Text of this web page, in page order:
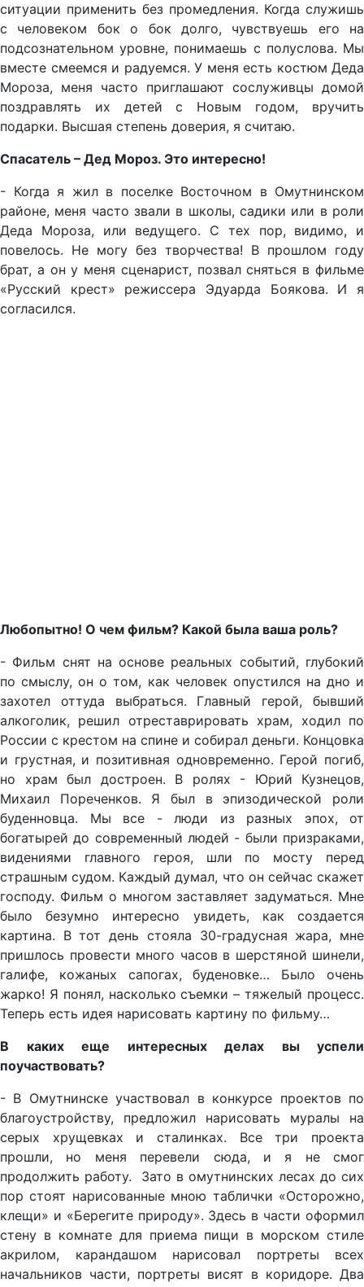
ситуации применить без промедления. Когда служишь
с человеком бок о бок долго, чувствуешь его на
подсознательном уровне, понимаешь с полуслова. Мы
вместе смеемся и радуемся. У меня есть костюм Деда
Мороза, меня часто приглашают сослуживцы домой
поздравлять их детей с Новым годом, вручить
подарки. Высшая степень доверия, я считаю.
Спасатель – Дед Мороз. Это интересно!
- Когда я жил в поселке Восточном в Омутнинском
районе, меня часто звали в школы, садики или в роли
Деда Мороза, или ведущего. С тех пор, видимо, и
повелось. Не могу без творчества! В прошлом году
брат, а он у меня сценарист, позвал сняться в фильме
«Русский крест» режиссера Эдуарда Боякова. И я
согласился.
Любопытно! О чем фильм? Какой была ваша роль?
- Фильм снят на основе реальных событий, глубокий
по смыслу, он о том, как человек опустился на дно и
захотел оттуда выбраться. Главный герой, бывший
алкоголик, решил отреставрировать храм, ходил по
России с крестом на спине и собирал деньги. Концовка
и грустная, и позитивная одновременно. Герой погиб,
но храм был достроен. В ролях - Юрий Кузнецов,
Михаил Пореченков. Я был в эпизодической роли
буденновца. Мы все - люди из разных эпох, от
богатырей до современный людей - были призраками,
видениями главного героя, шли по мосту перед
страшным судом. Каждый думал, что он сейчас скажет
господу. Фильм о многом заставляет задуматься. Мне
было безумно интересно увидеть, как создается
картина. В тот день стояла 30-градусная жара, мне
пришлось провести много часов в шерстяной шинели,
галифе, кожаных сапогах, буденовке… Было очень
жарко! Я понял, насколько съемки – тяжелый процесс.
Теперь есть идея нарисовать картину по фильму…
В каких еще интересных делах вы успели
поучаствовать?
- В Омутнинске участвовал в конкурсе проектов по
благоустройству, предложил нарисовать муралы на
серых хрущевках и сталинках. Все три проекта
прошли, но меня перевели сюда, и я не смог
продолжить работу. Зато в омутнинских лесах до сих
пор стоят нарисованные мною таблички «Осторожно,
клещи» и «Берегите природу». Здесь в части оформил
стену в комнате для приема пищи в морском стиле
акрилом, карандашом нарисовал портреты всех
начальников части, портреты висят в коридоре. Два